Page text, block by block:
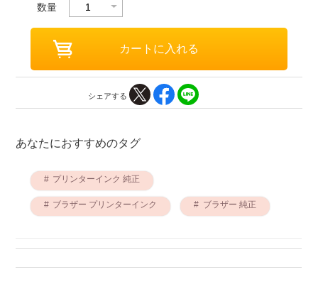
数量
シェアする
あなたにおすすめのタグ
プリンターインク 純正
ブラザー プリンターインク ブラザー 純正